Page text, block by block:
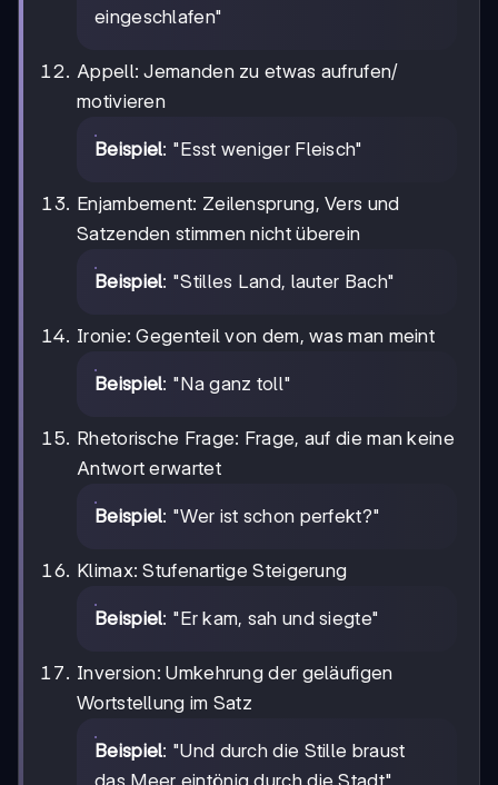
eingeschlafen"
Appell: Jemanden zu etwas aufrufen/
motivieren
Beispiel: "Esst weniger Fleisch"
Enjambement: Zeilensprung, Vers und
Satzenden stimmen nicht überein
Beispiel: "Stilles Land, lauter Bach"
Ironie: Gegenteil von dem, was man meint
Beispiel: "Na ganz toll"
Rhetorische Frage: Frage, auf die man keine
Antwort erwartet
Beispiel: "Wer ist schon perfekt?"
Klimax: Stufenartige Steigerung
Beispiel: "Er kam, sah und siegte"
Inversion: Umkehrung der geläufigen
Wortstellung im Satz
Beispiel: "Und durch die Stille braust